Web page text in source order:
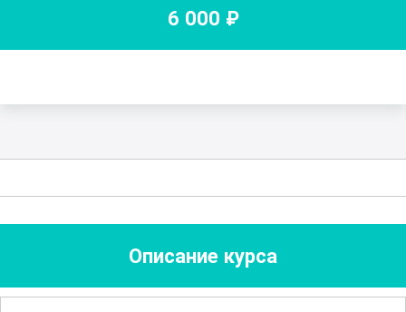
6 000 ₽
Описание курса